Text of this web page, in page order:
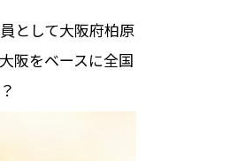
として大阪府柏原
阪をベースに全国